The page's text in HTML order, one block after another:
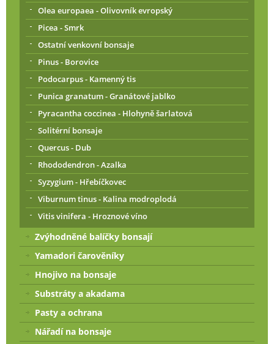
Olea europaea - Olivovník evropský
Picea - Smrk
Ostatní venkovní bonsaje
Pinus - Borovice
Podocarpus - Kamenný tis
Punica granatum - Granátové jablko
Pyracantha coccinea - Hlohyně šarlatová
Solitérní bonsaje
Quercus - Dub
Rhododendron - Azalka
Syzygium - Hřebíčkovec
Viburnum tinus - Kalina modroplodá
Vitis vinifera - Hroznové víno
Zvýhodněné balíčky bonsají
Yamadori čarověníky
Hnojivo na bonsaje
Substráty a akadama
Pasty a ochrana
Nářadí na bonsaje